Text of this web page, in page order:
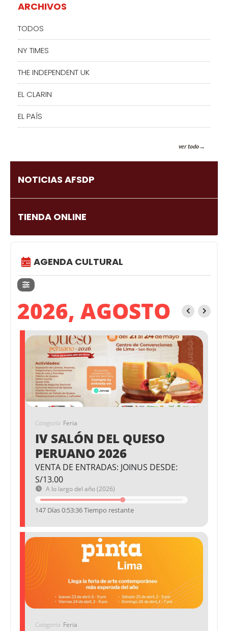
ARCHIVOS
TODOS
NY TIMES
THE INDEPENDENT UK
EL CLARIN
EL PAÍS
ver todo
NOTICIAS AFSDP
TIENDA ONLINE
AGENDA CULTURAL
2026, AGOSTO
Categoría Feria
IV SALÓN DEL QUESO
PERUANO 2026
VENTA DE ENTRADAS: JOINUS DESDE:
S/13.00
A lo largo del año (2026)
147 Días 0:53:36 Tiempo restante
Categoría Feria